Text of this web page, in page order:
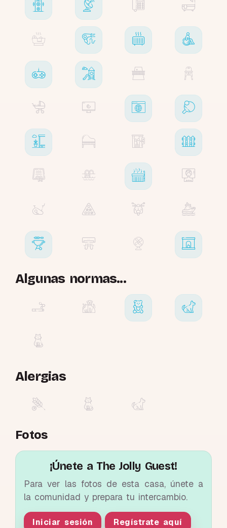
Algunas normas...
Alergias
Fotos
¡Únete a The Jolly Guest!
Para ver las fotos de esta casa, únete a
la comunidad y prepara tu intercambio.
Iniciar sesión Regístrate aquí